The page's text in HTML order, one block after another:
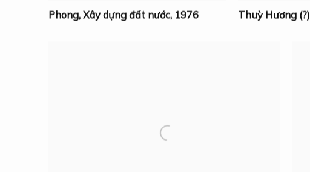
Phong,Xây dựng đất nước, 1976 Thuỳ Hương (?)